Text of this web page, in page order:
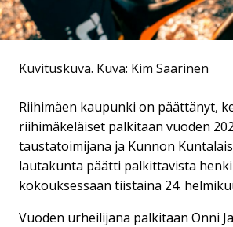
Kuvituskuva. Kuva: Kim Saarinen
Riihimäen kaupunki on päättänyt,
riihimäkeläiset palkitaan vuoden
taustatoimijana ja Kunnon
lautakunta päätti palkittavista
kokouksessaan tiistaina 24.
Vuoden urheilijana palkitaan Onni